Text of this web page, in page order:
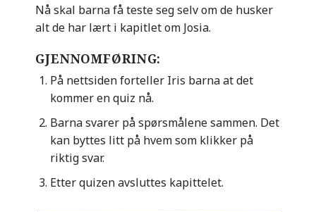
Nå skal barna få teste seg selv om de husker
alt de har lært i kapitlet om Josia.
GJENNOMFØRING:
På nettsiden forteller Iris barna at det
kommer en quiz nå.
Barna svarer på spørsmålene sammen. Det
kan byttes litt på hvem som klikker på
riktig svar.
Etter quizen avsluttes kapittelet.